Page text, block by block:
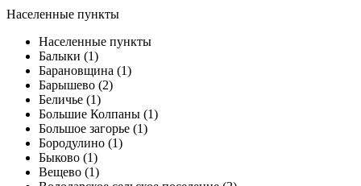
Населенные пункты
Населенные пункты
Балыки (1)
Барановщина (1)
Барышево (2)
Беличье (1)
Большие Колпаны (1)
Большое загорье (1)
Бородулино (1)
Быково (1)
Вещево (1)